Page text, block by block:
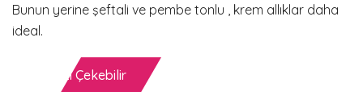
Bunun yerine şeftali ve pembe tonlu , krem allıklar daha
ideal.
İlginizi Çekebilir